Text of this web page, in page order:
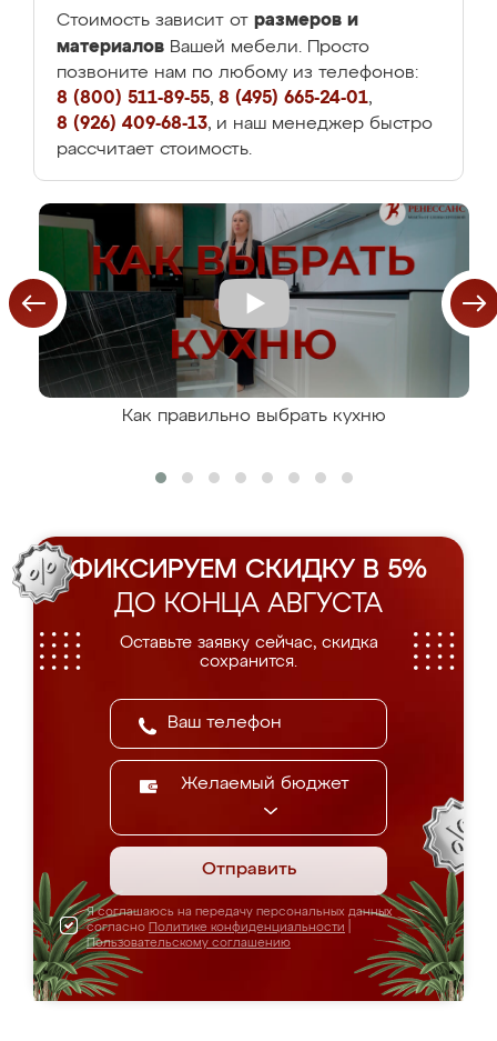
Стоимость зависит от размеров и
материалов Вашей мебели. Просто
позвоните нам по любому из телефонов:
8 (800) 511-89-55, 8 (495) 665-24-01,
8 (926) 409-68-13, и наш менеджер быстро
рассчитает стоимость.
Как правильно выбрать кухню
ФИКСИРУЕМ СКИДКУ В 5%
ДО КОНЦА АВГУСТА
Оставьте заявку сейчас, скидка
сохранится.
Желаемый бюджет
Отправить
Я соглашаюсь на передачу персональных данных
согласно Политике конфиденциальности
Пользовательскому соглашению